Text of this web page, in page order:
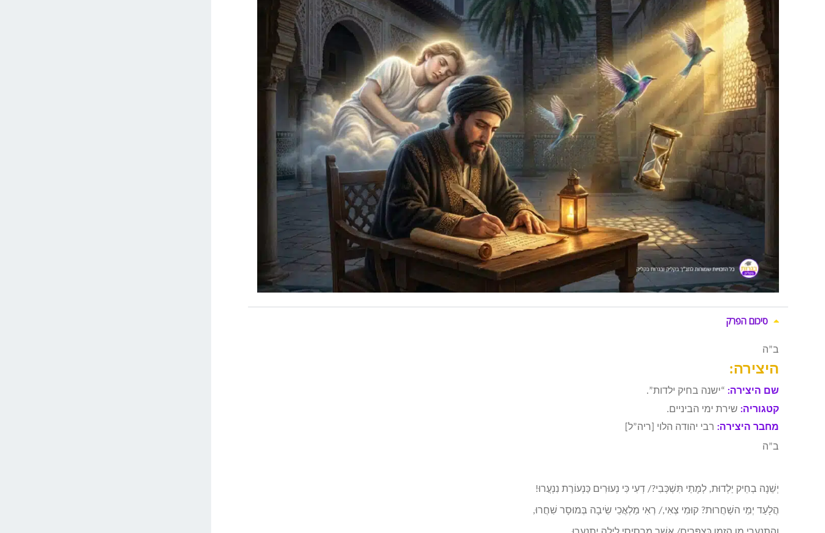
סיכום הפרק
ב”ה
היצירה:
שם היצירה: “ישנה בחיק ילדות”.
קטגוריה: שירת ימי הביניים.
מחבר היצירה: רבי יהודה הלוי [ריה”ל]
ב”ה
יְשֵׁנָה בְחֵיק יַלְדוּת, לְמָתַי תִּשְׁכְּבִי?/ דְעִי כִּי נְעוּרִים כַּנְעוֹרֶת נִנְעֲרוּ!
הֲלָעַד יְמֵי השַׁחֲרוּת? קוּמִי צְאִי,/ רְאִי מַלְאֲכֵי שֵׂיבָה בְּמוּסָר שִׁחֲרוּ,